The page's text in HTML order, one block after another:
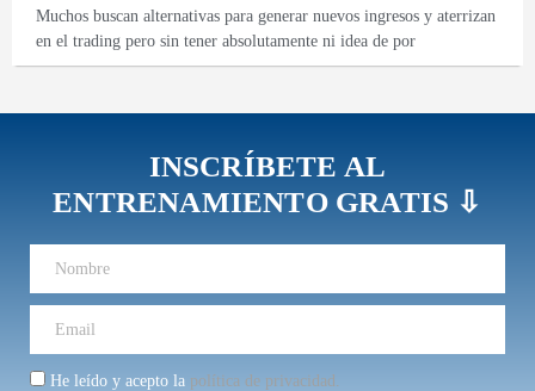
Muchos buscan alternativas para generar nuevos ingresos y aterrizan
en el trading pero sin tener absolutamente ni idea de por
INSCRÍBETE AL
ENTRENAMIENTO GRATIS ⇩
He leído y acepto la política de privacidad.